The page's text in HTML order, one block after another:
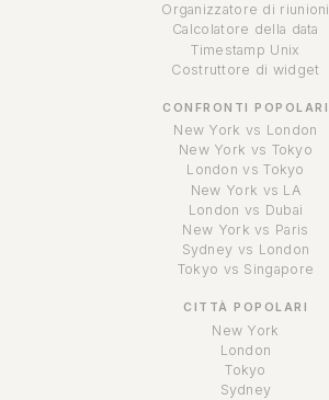
Organizzatore di riunioni
Calcolatore della data
Timestamp Unix
Costruttore di widget
CONFRONTI POPOLARI
New York vs London
New York vs Tokyo
London vs Tokyo
New York vs LA
London vs Dubai
New York vs Paris
Sydney vs London
Tokyo vs Singapore
CITTÀ POPOLARI
New York
London
Tokyo
Sydney